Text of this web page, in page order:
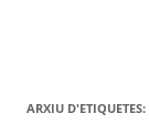
ARXIU D'ETIQUETES: